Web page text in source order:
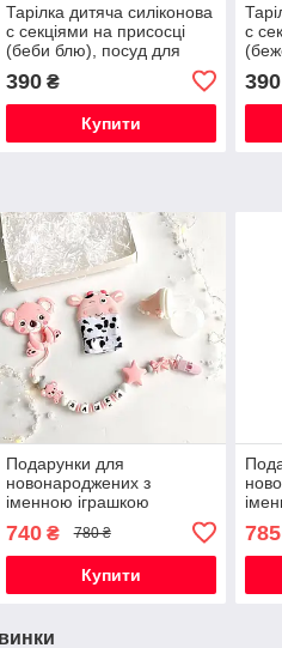
Тарілка дитяча силіконова
с секціями на присосці
(беби блю), посуд для
390₴
Купити
с
390
Подарунки для
новонароджених з
іменною іграшкою
виписку, хрестини, півроку,
для дівчинки
740₴ 780 ₴
Купити
для
785